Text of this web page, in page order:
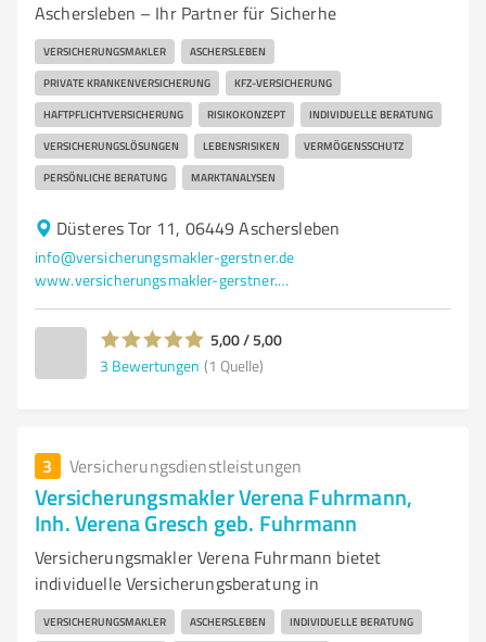
Aschersleben – Ihr Partner für Sicherhe
VERSICHERUNGSMAKLER ASCHERSLEBEN
PRIVATE KRANKENVERSICHERUNG KFZ-VERSICHERUNG
HAFTPFLICHTVERSICHERUNG RISIKOKONZEPT INDIVIDUELLE BERATUNG
VERSICHERUNGSLÖSUNGEN LEBENSRISIKEN VERMÖGENSSCHUTZ
PERSÖNLICHE BERATUNG MARKTANALYSEN
Düsteres Tor 11, 06449 Aschersleben
info@versicherungsmakler-gerstner.de
www.versicherungsmakler-gerstner.de/
5,00 / 5,00
3 Bewertungen (1 Quelle)
3 Versicherungsdienstleistungen
Versicherungsmakler Verena Fuhrmann,
Inh. Verena Gresch geb. Fuhrmann
Versicherungsmakler Verena Fuhrmann bietet
individuelle Versicherungsberatung in
VERSICHERUNGSMAKLER ASCHERSLEBEN INDIVIDUELLE BERATUNG